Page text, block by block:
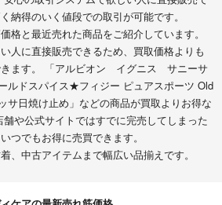
納得のいく値段での取引が可能です。
格と最近売れた商品をご紹介しています。
人に直接販売できるため、買取価格よりも
きます。 「アルビオン イグニス サニーサ
ルドスパイス★フィジー ピュアスポーツ Old
サ日焼け止め」などの商品が買取よりお得な
や公式サイトではすでに完売してしまった
つでもお得に売買できます。
、中古アイテムまで幅広い品揃えです。